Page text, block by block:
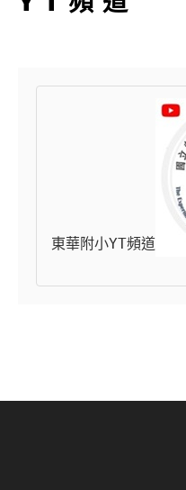
東華附小YT頻道